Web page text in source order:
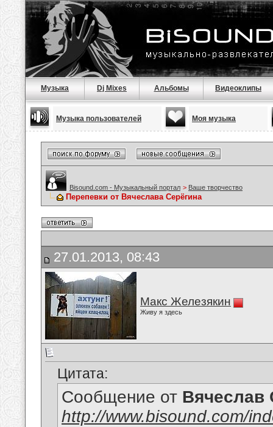
Музыка Dj Mixes Альбомы Видеоклипы
Музыка пользователей Моя музыка
Bisound.com - Музыкальный портал > Ваше творчество
Перепевки от Вячеслава Серёгина
27.01.2013, 08:43
Макс Железякин
Живу я здесь
Цитата:
Сообщение от Вячеслав
http://www.bisound.com/